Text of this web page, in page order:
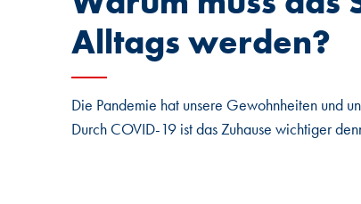
Alltags werden?
Die Pandemie hat unsere Gewohnheiten und
Durch COVID-19 ist das Zuhause wichtiger